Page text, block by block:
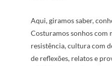
Aqui, giramos saber,
Costuramos sonhos com
resistência, cultura com
de reflexões, relatos e